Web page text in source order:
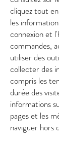
cliquez tout
les
connexion et
commandes,
utiliser des
collecter des
compris les
durée des
informations
pages et les
naviguer hors